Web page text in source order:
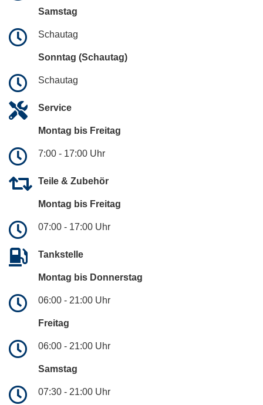
Samstag
Schautag
Sonntag (Schautag)
Schautag
Service
Montag bis Freitag
7:00 - 17:00 Uhr
Teile & Zubehör
Montag bis Freitag
07:00 - 17:00 Uhr
Tankstelle
Montag bis Donnerstag
06:00 - 21:00 Uhr
Freitag
06:00 - 21:00 Uhr
Samstag
07:30 - 21:00 Uhr